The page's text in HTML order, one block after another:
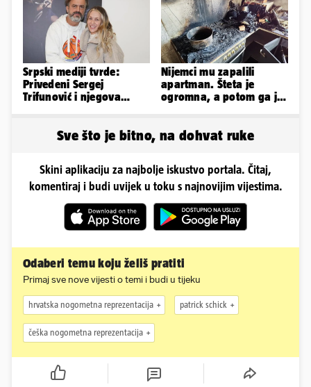
Srpski mediji tvrde:
Privedeni Sergej
Trifunović i njegova
Nijemci mu zapalili
apartman. Šteta je
ogromna, a potom ga je
Sve što je bitno, na dohvat ruke
Skini aplikaciju za najbolje iskustvo portala. Čitaj,
komentiraj i budi uvijek u toku s najnovijim vijestima.
Odaberi temu koju želiš pratiti
Primaj sve nove vijesti o temi i budi u tijeku
hrvatska nogometna reprezentacija patrick schick
češka nogometna reprezentacija